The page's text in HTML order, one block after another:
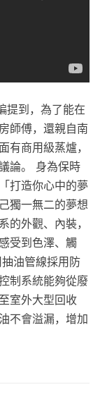
提到，為了能在
師傅，還親自南
有商用級蒸爐，
論。 身為保時
打造你心中的夢
獨一無二的夢想
的外觀、內裝，
受到色澤、觸
油管線採用防
制系統能夠從廢
室外大型回收
不會溢漏，增加